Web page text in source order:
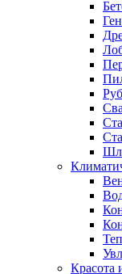
Красота